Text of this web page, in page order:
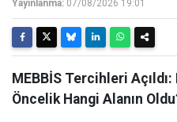
Yayınlanma: 07/08/2026 19:01
MEBBİS Tercihleri Açıldı:
Öncelik Hangi Alanın